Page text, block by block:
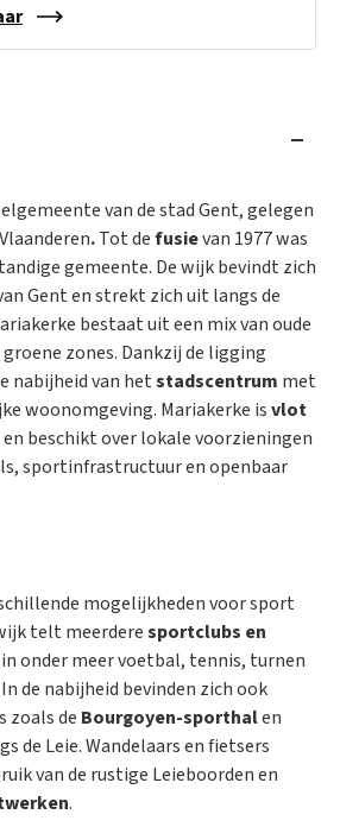
van de stad Gent, gelegen
.Tot defusievan 1977 was
gemeente. De wijk bevindt zich
Gent en strekt zich uit langs de
bestaat uit een mix van oude
zones. Dankzij de ligging
nabijheid van hetstadscentrum met
woonomgeving. Mariakerke isvlot
en beschikt over lokale voorzieningen
sportinfrastructuur en openbaar
mogelijkheden voor sport
telt meerderesportclubs en
onder meer voetbal, tennis, turnen
de nabijheid bevinden zich ook
zoals de Bourgoyen-sporthalen
de Leie. Wandelaars en fietsers
van de rustige Leieboorden en
.